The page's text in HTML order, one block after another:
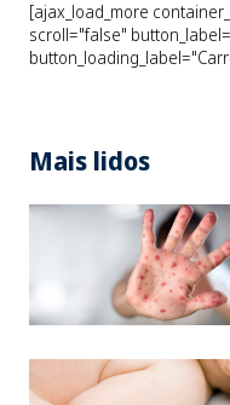
[ajax_load_more
scroll="false"
Mais lidos